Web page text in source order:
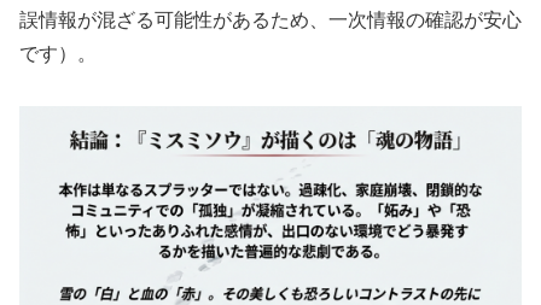
誤情報が混ざる可能性があるため、一次情報の確認が安心
です）。